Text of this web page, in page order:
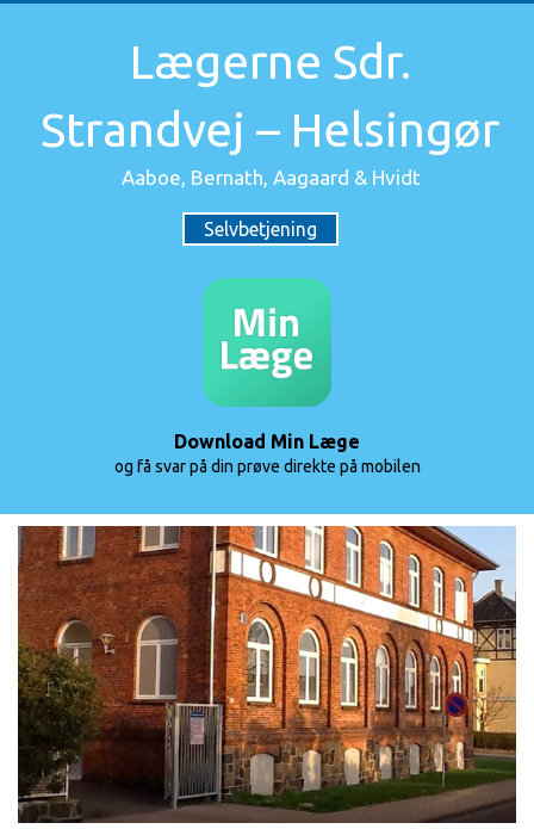
Lægerne Sdr.
Strandvej – Helsingør
Aaboe, Bernath, Aagaard & Hvidt
Selvbetjening
Download Min Læge
og få svar på din prøve direkte på mobilen